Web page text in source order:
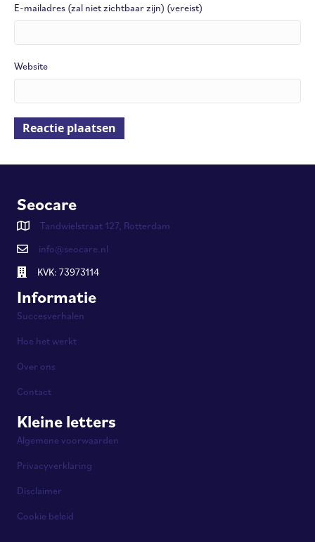
E-mailadres (zal niet zichtbaar zijn) (vereist)
Website
Seocare
Tandwielstraat 127, Rotterdam
info@seocare.nl
KVK: 73973114
Informatie
Succesverhalen
Hoe het werkt
Over ons
Contact
Kleine letters
Algemene voorwaarden
Privacyverklaring
Disclaimer
Cookie beleid